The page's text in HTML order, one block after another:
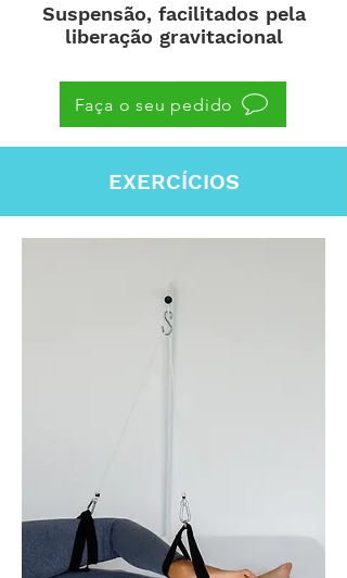
Suspensão, facilitados pela
liberação gravitacional
Faça o seu pedido
EXERCÍCIOS